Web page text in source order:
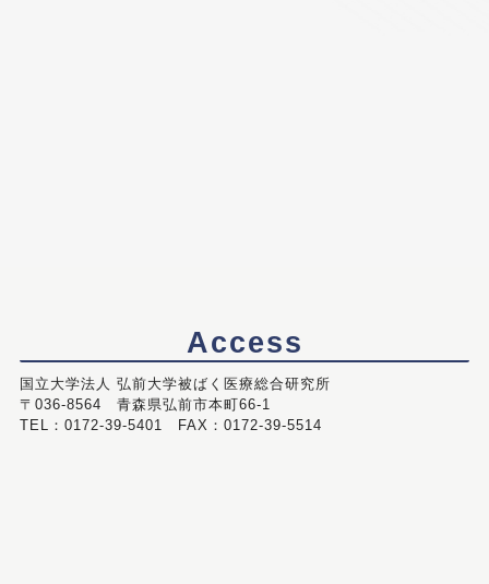
Access
国立大学法人 弘前大学被ばく医療総合研究所
〒036-8564 青森県弘前市本町66-1
TEL：0172-39-5401 FAX：0172-39-5514